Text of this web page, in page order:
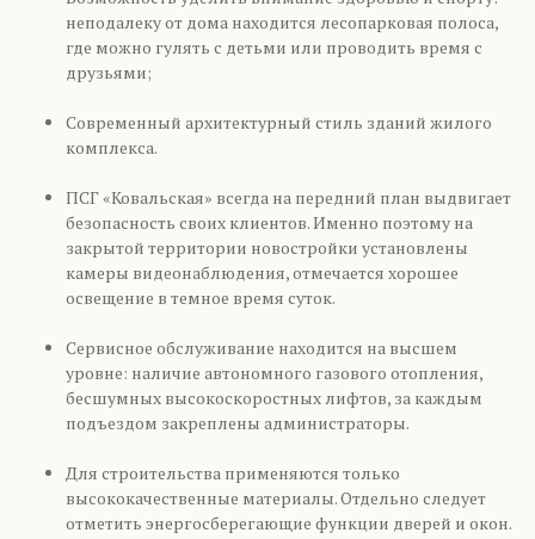
неподалеку от дома находится лесопарковая полоса,
где можно гулять с детьми или проводить время с
друзьями;
Современный архитектурный стиль зданий жилого
комплекса.
ПСГ «Ковальская» всегда на передний план выдвигает
безопасность своих клиентов. Именно поэтому на
закрытой территории новостройки установлены
камеры видеонаблюдения, отмечается хорошее
освещение в темное время суток.
Сервисное обслуживание находится на высшем
уровне: наличие автономного газового отопления,
бесшумных высокоскоростных лифтов, за каждым
подъездом закреплены администраторы.
Для строительства применяются только
высококачественные материалы. Отдельно следует
отметить энергосберегающие функции дверей и окон.